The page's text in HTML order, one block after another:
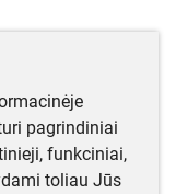
pagrindiniai
funkciniai,
toliau Jūs